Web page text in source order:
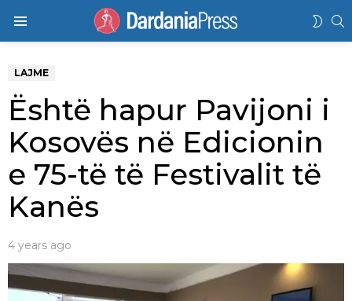
LAJME
Është hapur Pavijoni i
Kosovës në Edicionin
e 75-të të Festivalit të
Kanës
4 years ago